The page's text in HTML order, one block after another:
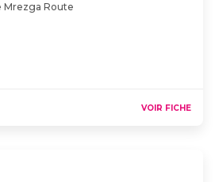
Mrezga Route
VOIR FICHE